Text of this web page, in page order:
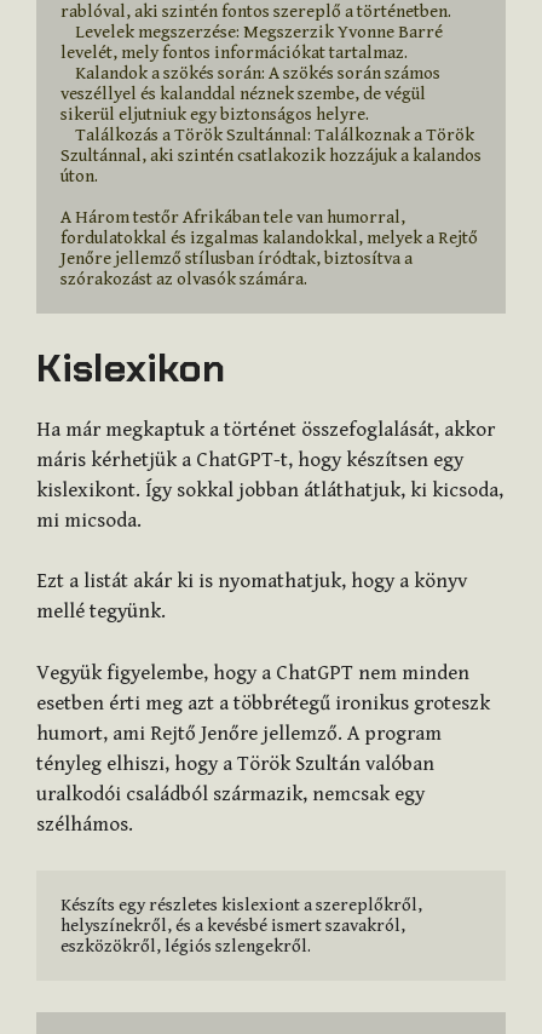
rablóval, aki szintén fontos szereplő a történetben.
levelét, mely fontos információkat tartalmaz.
veszéllyel és kalanddal néznek szembe, de végül
sikerül eljutniuk egy biztonságos helyre.
Szultánnal, aki szintén csatlakozik hozzájuk a kalandos
úton.
A Három testőr Afrikában tele van humorral,
fordulatokkal és izgalmas kalandokkal, melyek a Rejtő
Jenőre jellemző stílusban íródtak, biztosítva a
szórakozást az olvasók számára.
Kislexikon
Ha már megkaptuk a történet összefoglalását, akkor
máris kérhetjük a ChatGPT-t, hogy készítsen egy
kislexikont. Így sokkal jobban átláthatjuk, ki kicsoda,
mi micsoda.
Ezt a listát akár ki is nyomathatjuk, hogy a könyv
mellé tegyünk.
Vegyük figyelembe, hogy a ChatGPT nem minden
esetben érti meg azt a többrétegű ironikus groteszk
humort, ami Rejtő Jenőre jellemző. A program
tényleg elhiszi, hogy a Török Szultán valóban
uralkodói családból származik, nemcsak egy
szélhámos.
Készíts egy részletes kislexiont a szereplőkről,
helyszínekről, és a kevésbé ismert szavakról,
eszközökről, légiós szlengekről.